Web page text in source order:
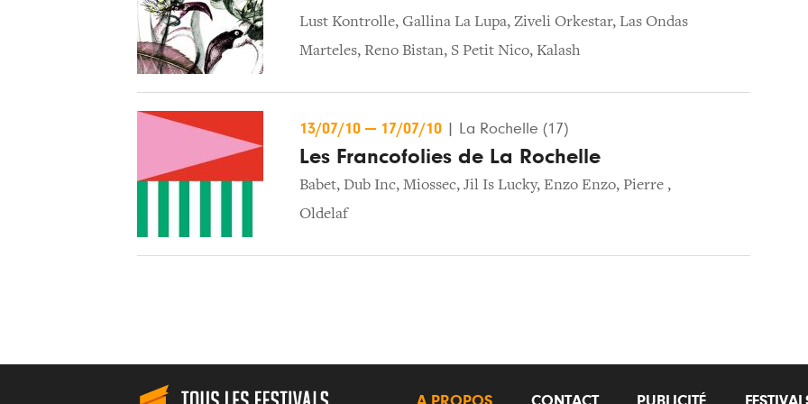
Lust Kontrolle, Gallina La Lupa, Ziveli Orkestar, Las Ondas
Marteles, Reno Bistan, S Petit Nico, Kalash
13/07/10 — 17/07/10 La Rochelle (17)
Les Francofolies de La Rochelle
Babet, Dub Inc, Miossec, Jil Is Lucky, Enzo Enzo, Pierre ,
Oldelaf